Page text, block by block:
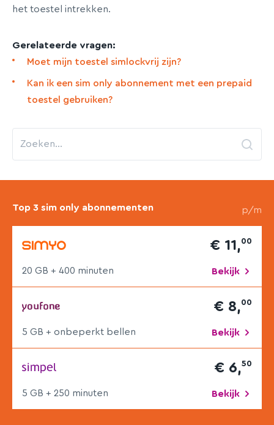
het toestel intrekken.
Gerelateerde vragen:
Moet mijn toestel simlockvrij zijn?
Kan ik een sim only abonnement met een prepaid
toestel gebruiken?
Top 3 sim only abonnementen p/m
€ 11,00
20 GB + 400 minuten Bekijk
€ 8,00
5 GB + onbeperkt bellen Bekijk
€ 6,50
5 GB + 250 minuten Bekijk